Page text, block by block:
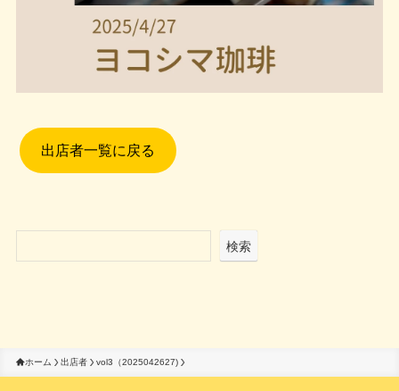
出店者一覧に戻る
検索
ホーム 出店者 vol3（2025042627)